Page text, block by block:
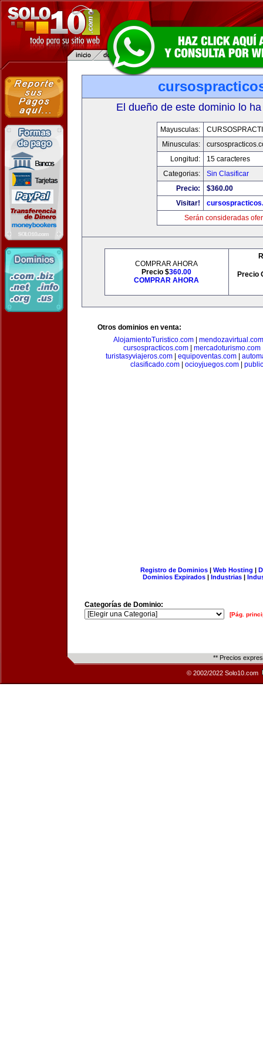
El dueño de este dominio lo
Mayusculas:
Minusculas:
Longitud:
15 caracteres
Categorias:
Sin Clasificar
Precio:
$360.00
Visitar!
Serán consideradas
COMPRAR AHORA
Precio $360.00
COMPRAR AHORA
Precio
Otros dominios en venta:
AlojamientoTuristico.com
mendozavirtual.com
cursospracticos.com| mercadoturismo.com
turistasyviajeros.com
equipoventas.com
clasificado.com
ocioyjuegos.com
Registro de Dominios| Web Hosting |
Dominios Expirados | Industrias |
Categorías de Dominio:
[Pág.
** Precios
© 2002/2022 Solo10.com